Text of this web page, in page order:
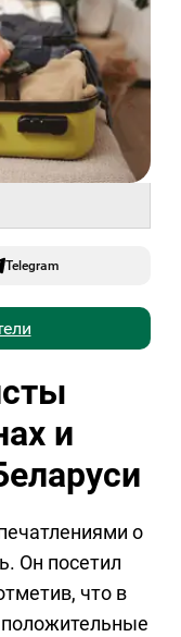
Telegram
и
о
Он посетил
что в